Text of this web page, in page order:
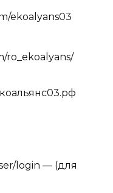
ekoalyans03
ro_ekoalyans/
login — (для